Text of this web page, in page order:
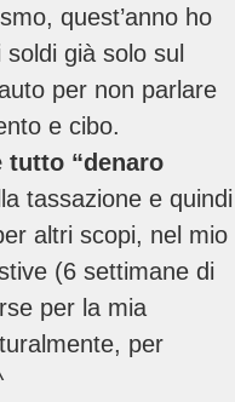
quest’anno ho
già solo sul
per non parlare
e cibo.
tutto “denaro
tassazione e quindi
altri scopi, nel mio
(6 settimane di
per la mia
per